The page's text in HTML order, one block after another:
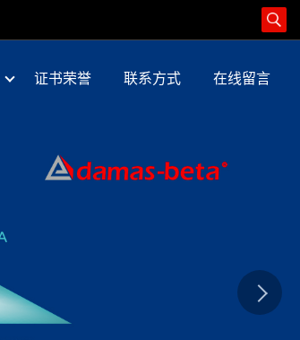
证书荣誉 联系方式 在线留言